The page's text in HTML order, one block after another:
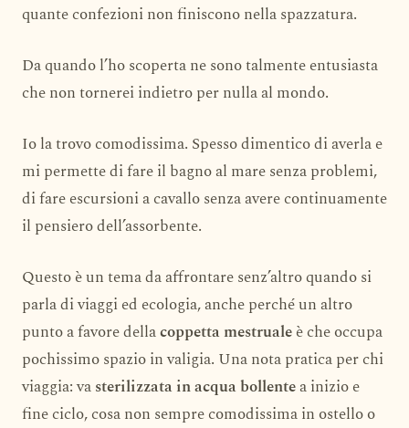
quante confezioni non finiscono nella spazzatura.
Da quando l’ho scoperta ne sono talmente entusiasta
che non tornerei indietro per nulla al mondo.
Io la trovo comodissima. Spesso dimentico di averla e
mi permette di fare il bagno al mare senza problemi,
di fare escursioni a cavallo senza avere continuamente
il pensiero dell’assorbente.
Questo è un tema da affrontare senz’altro quando si
parla di viaggi ed ecologia, anche perché un altro
punto a favore dellacoppetta mestrualeè che occupa
pochissimo spazio in valigia. Una nota pratica per chi
viaggia: vasterilizzata in acqua bollentea inizio e
fine ciclo, cosa non sempre comodissima in ostello o